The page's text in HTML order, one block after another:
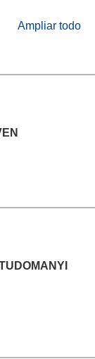
Ampliar todo